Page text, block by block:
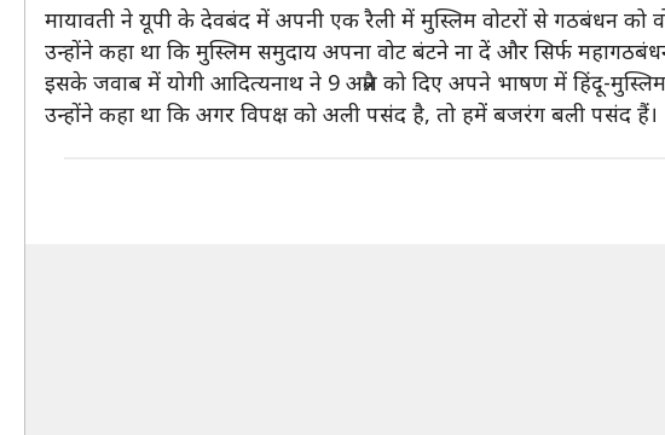
मायावती ने यूपी के देवबंद में अपनी एक रैली में मुस्लिम वोटरों से गठबंधन को
उन्होंने कहा था कि मुस्लिम समुदाय अपना वोट बंटने ना दें और सिर्फ
इसके जवाब में योगी आदित्यनाथ ने 9 अप्रैल को दिए अपने भाषण में हिंदू-
उन्होंने कहा था कि अगर विपक्ष को अली पसंद है, तो हमें बजरंग बली पसंद हैं।